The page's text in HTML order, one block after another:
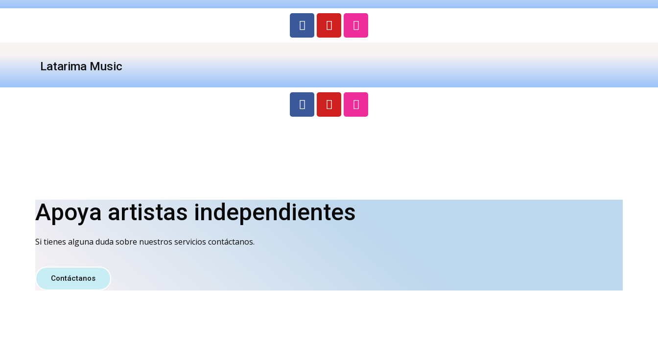
Latarima Music
Apoya artistas independientes
Si tienes alguna duda sobre nuestros servicios contáctanos.
Contáctanos